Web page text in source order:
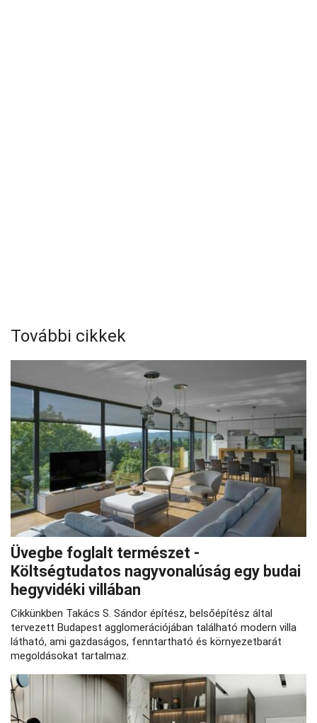
További cikkek
Üvegbe foglalt természet -
Költségtudatos nagyvonalúság egy budai
hegyvidéki villában
Cikkünkben Takács S. Sándor építész, belsőépítész által
tervezett Budapest agglomerációjában található modern villa
látható, ami gazdaságos, fenntartható és környezetbarát
megoldásokat tartalmaz.